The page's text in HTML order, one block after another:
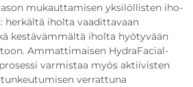
mukauttamisen yksilöllisten iho-
herkältä iholta vaadittavaan
kestävämmältä iholta hyötyvään
Ammattimaisen HydraFacial-
varmistaa myös aktiivisten
verrattuna